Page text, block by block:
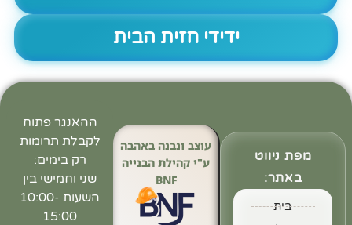
ידידי חזית הבית
מפת ניווט
באתר:
בית
ההאנגר פתוח
לקבלת תרומות
רק בימים:
שני וחמישי בין
השעות 10:00-
15:00
עוצב ונבנה באהבה
ע"י קהילת הבנייה
BNF